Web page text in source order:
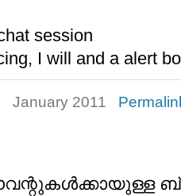
session
I will and a alert
January 2011